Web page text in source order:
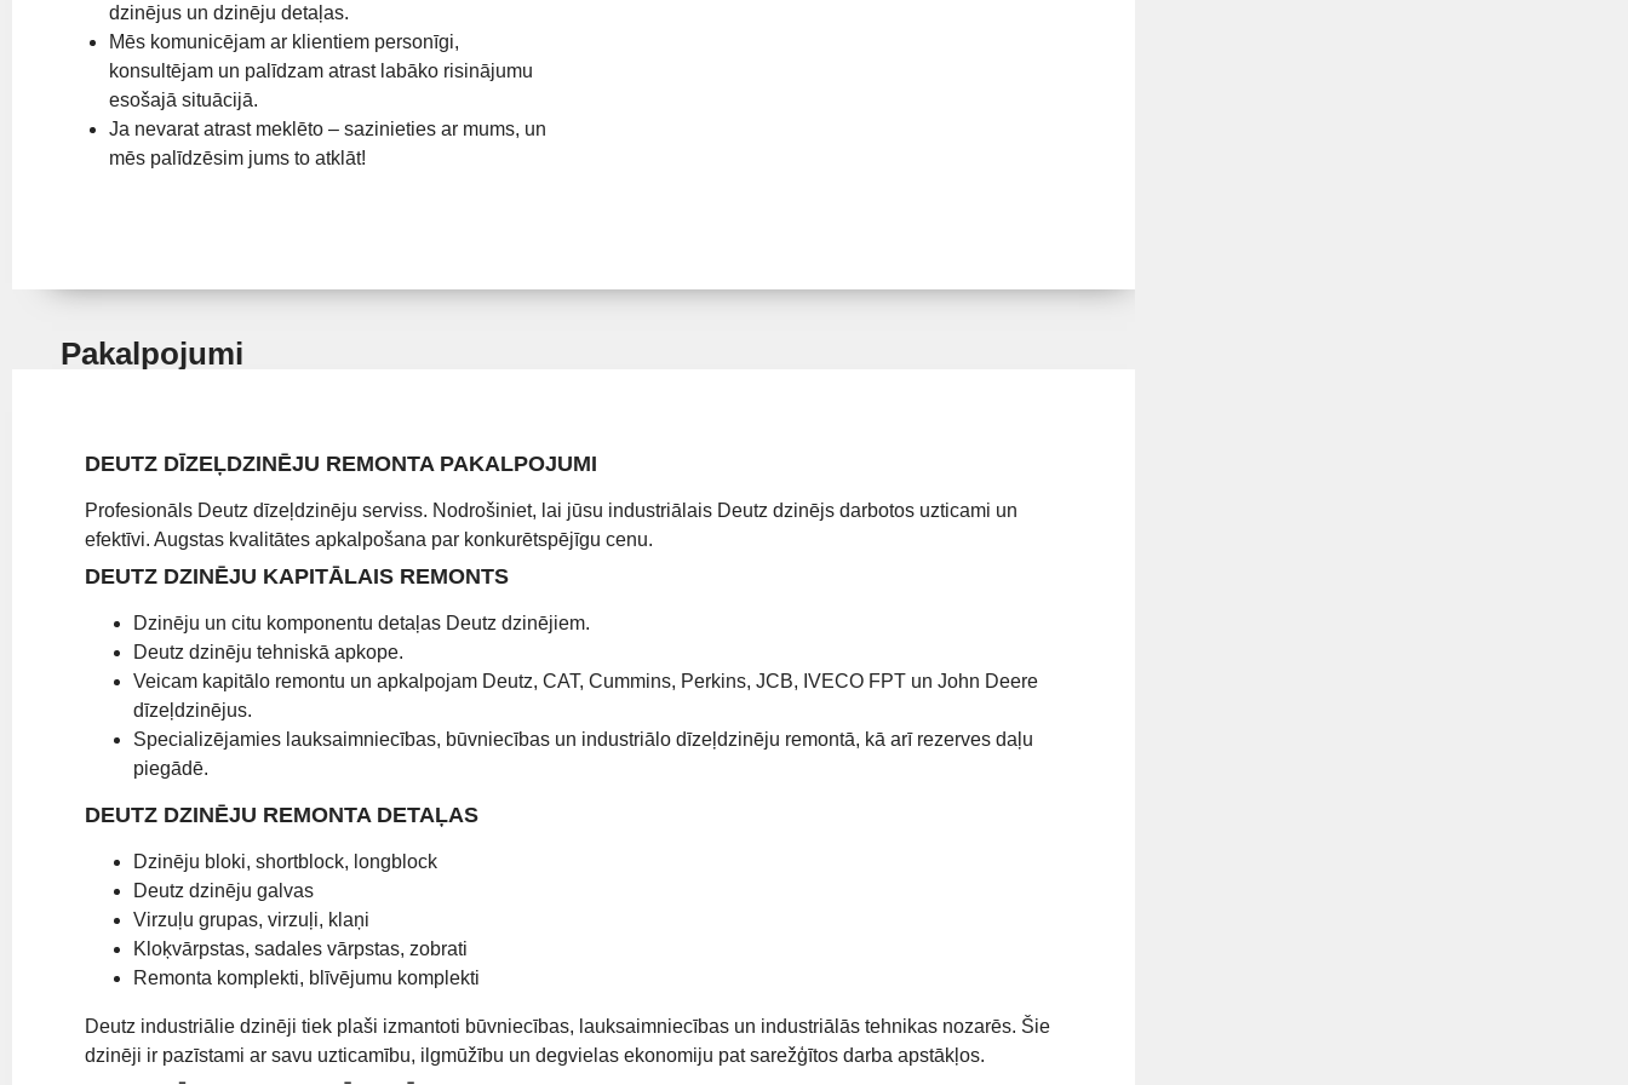
dzinējus un dzinēju detaļas.
Mēs komunicējam ar klientiem personīgi,
konsultējam un palīdzam atrast labāko risinājumu
esošajā situācijā.
Ja nevarat atrast meklēto – sazinieties ar mums, un
mēs palīdzēsim jums to atklāt!
Pakalpojumi
DEUTZ DĪZEĻDZINĒJU REMONTA PAKALPOJUMI
Profesionāls Deutz dīzeļdzinēju serviss. Nodrošiniet, lai jūsu industriālais Deutz dzinējs darbotos uzticami un
efektīvi. Augstas kvalitātes apkalpošana par konkurētspējīgu cenu.
DEUTZ DZINĒJU KAPITĀLAIS REMONTS
Dzinēju un citu komponentu detaļas Deutz dzinējiem.
Deutz dzinēju tehniskā apkope.
Veicam kapitālo remontu un apkalpojam Deutz, CAT, Cummins, Perkins, JCB, IVECO FPT un John Deere
dīzeļdzinējus.
Specializējamies lauksaimniecības, būvniecības un industriālo dīzeļdzinēju remontā, kā arī rezerves daļu
piegādē.
DEUTZ DZINĒJU REMONTA DETAĻAS
Dzinēju bloki, shortblock, longblock
Deutz dzinēju galvas
Virzuļu grupas, virzuļi, klaņi
Kloķvārpstas, sadales vārpstas, zobrati
Remonta komplekti, blīvējumu komplekti
Deutz industriālie dzinēji tiek plaši izmantoti būvniecības, lauksaimniecības un industriālās tehnikas nozarēs. Šie
dzinēji ir pazīstami ar savu uzticamību, ilgmūžību un degvielas ekonomiju pat sarežģītos darba apstākļos.